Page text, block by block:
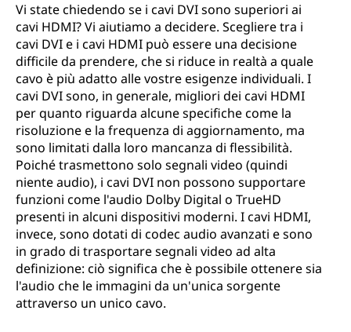
Vi state chiedendo se i cavi DVI sono superiori ai
cavi HDMI? Vi aiutiamo a decidere. Scegliere tra i
cavi DVI e i cavi HDMI può essere una decisione
difficile da prendere, che si riduce in realtà a quale
cavo è più adatto alle vostre esigenze individuali. I
cavi DVI sono, in generale, migliori dei cavi HDMI
per quanto riguarda alcune specifiche come la
risoluzione e la frequenza di aggiornamento, ma
sono limitati dalla loro mancanza di flessibilità.
Poiché trasmettono solo segnali video (quindi
niente audio), i cavi DVI non possono supportare
funzioni come l'audio Dolby Digital o TrueHD
presenti in alcuni dispositivi moderni. I cavi HDMI,
invece, sono dotati di codec audio avanzati e sono
in grado di trasportare segnali video ad alta
definizione: ciò significa che è possibile ottenere sia
l'audio che le immagini da un'unica sorgente
attraverso un unico cavo.